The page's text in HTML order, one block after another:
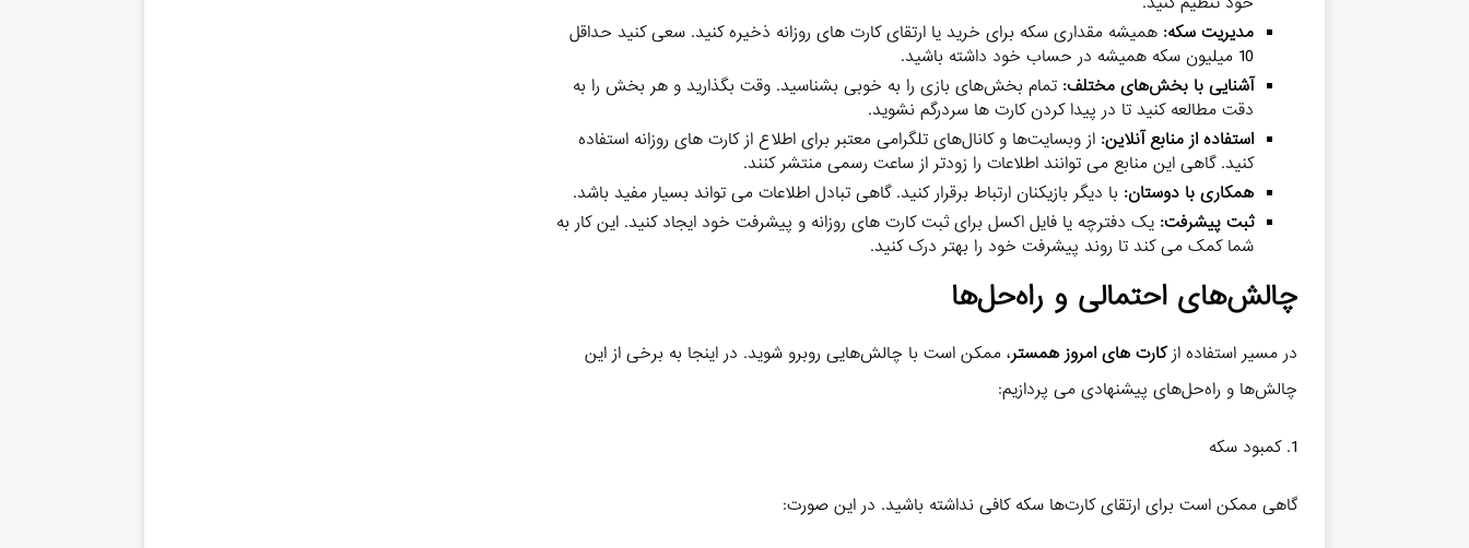
مدیریت سکه: همیشه مقداری سکه برای خرید یا ارتقای کارت های روزانه ذخیره کنید. سعی کنید حداقل
10 میلیون سکه همیشه در حساب خود داشته باشید.
آشنایی با بخش‌های مختلف: تمام بخش‌های بازی را به خوبی بشناسید. وقت بگذارید و هر بخش را به
دقت مطالعه کنید تا در پیدا کردن کارت ها سردرگم نشوید.
استفاده از منابع آنلاین: از وبسایت‌ها و کانال‌های تلگرامی معتبر برای اطلاع از کارت های روزانه استفاده
کنید. گاهی این منابع می توانند اطلاعات را زودتر از ساعت رسمی منتشر کنند.
همکاری با دوستان: با دیگر بازیکنان ارتباط برقرار کنید. گاهی تبادل اطلاعات می تواند بسیار مفید باشد.
ثبت پیشرفت: یک دفترچه یا فایل اکسل برای ثبت کارت های روزانه و پیشرفت خود ایجاد کنید. این کار به
شما کمک می کند تا روند پیشرفت خود را بهتر درک کنید.
چالش‌های احتمالی و راه‌حل‌ها
در مسیر استفاده ازکارت های امروز همستر، ممکن است با چالش‌هایی روبرو شوید. در اینجا به برخی از این
چالش‌ها و راه‌حل‌های پیشنهادی می پردازیم:
1. کمبود سکه
گاهی ممکن است برای ارتقای کارت‌ها سکه کافی نداشته باشید. در این صورت: